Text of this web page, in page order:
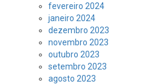
fevereiro 2024
janeiro 2024
dezembro 2023
novembro 2023
outubro 2023
setembro 2023
agosto 2023